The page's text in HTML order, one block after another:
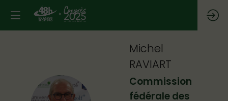
Michel
RAVIART
Commission
fédérale des